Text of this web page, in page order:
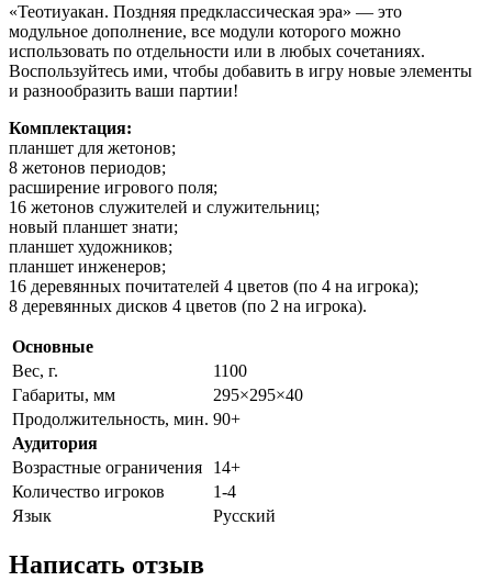
«Теотиуакан. Поздняя предклассическая эра» — это
модульное дополнение, все модули которого можно
использовать по отдельности или в любых сочетаниях.
Воспользуйтесь ими, чтобы добавить в игру новые элементы
и разнообразить ваши партии!
Комплектация:
планшет для жетонов;
8 жетонов периодов;
расширение игрового поля;
16 жетонов служителей и служительниц;
новый планшет знати;
планшет художников;
планшет инженеров;
16 деревянных почитателей 4 цветов (по 4 на игрока);
8 деревянных дисков 4 цветов (по 2 на игрока).
Основные
Вес, г.
1100
Габариты, мм
295×295×40
Продолжительность, мин. 90+
Аудитория
Возрастные ограничения
14+
Количество игроков
1-4
Язык
Русский
Написать отзыв